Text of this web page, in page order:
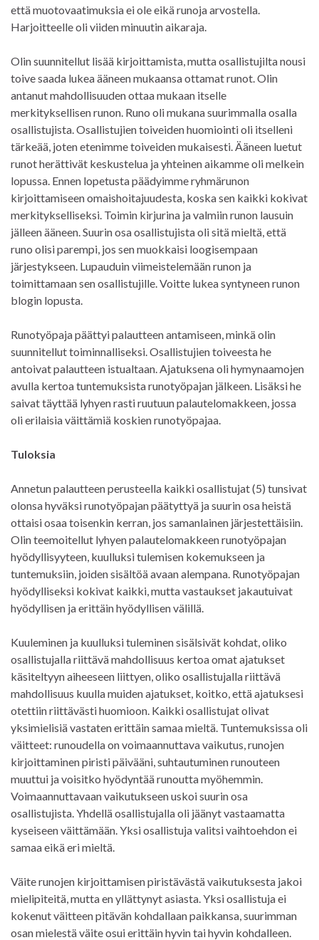
että muotovaatimuksia ei ole eikä runoja arvostella.
Harjoitteelle oli viiden minuutin aikaraja.
Olin suunnitellut lisää kirjoittamista, mutta osallistujilta nousi
toive saada lukea ääneen mukaansa ottamat runot. Olin
antanut mahdollisuuden ottaa mukaan itselle
merkityksellisen runon. Runo oli mukana suurimmalla osalla
osallistujista. Osallistujien toiveiden huomiointi oli itselleni
tärkeää, joten etenimme toiveiden mukaisesti. Ääneen luetut
runot herättivät keskustelua ja yhteinen aikamme oli melkein
lopussa. Ennen lopetusta päädyimme ryhmärunon
kirjoittamiseen omaishoitajuudesta, koska sen kaikki kokivat
merkitykselliseksi. Toimin kirjurina ja valmiin runon lausuin
jälleen ääneen. Suurin osa osallistujista oli sitä mieltä, että
runo olisi parempi, jos sen muokkaisi loogisempaan
järjestykseen. Lupauduin viimeistelemään runon ja
toimittamaan sen osallistujille. Voitte lukea syntyneen runon
blogin lopusta.
Runotyöpaja päättyi palautteen antamiseen, minkä olin
suunnitellut toiminnalliseksi. Osallistujien toiveesta he
antoivat palautteen istualtaan. Ajatuksena oli hymynaamojen
avulla kertoa tuntemuksista runotyöpajan jälkeen. Lisäksi he
saivat täyttää lyhyen rasti ruutuun palautelomakkeen, jossa
oli erilaisia väittämiä koskien runotyöpajaa.
Tuloksia
Annetun palautteen perusteella kaikki osallistujat (5) tunsivat
olonsa hyväksi runotyöpajan päätyttyä ja suurin osa heistä
ottaisi osaa toisenkin kerran, jos samanlainen järjestettäisiin.
Olin teemoitellut lyhyen palautelomakkeen runotyöpajan
hyödyllisyyteen, kuulluksi tulemisen kokemukseen ja
tuntemuksiin, joiden sisältöä avaan alempana. Runotyöpajan
hyödylliseksi kokivat kaikki, mutta vastaukset jakautuivat
hyödyllisen ja erittäin hyödyllisen välillä.
Kuuleminen ja kuulluksi tuleminen sisälsivät kohdat, oliko
osallistujalla riittävä mahdollisuus kertoa omat ajatukset
käsiteltyyn aiheeseen liittyen, oliko osallistujalla riittävä
mahdollisuus kuulla muiden ajatukset, koitko, että ajatuksesi
otettiin riittävästi huomioon. Kaikki osallistujat olivat
yksimielisiä vastaten erittäin samaa mieltä. Tuntemuksissa oli
väitteet: runoudella on voimaannuttava vaikutus, runojen
kirjoittaminen piristi päivääni, suhtautuminen runouteen
muuttui ja voisitko hyödyntää runoutta myöhemmin.
Voimaannuttavaan vaikutukseen uskoi suurin osa
osallistujista. Yhdellä osallistujalla oli jäänyt vastaamatta
kyseiseen väittämään. Yksi osallistuja valitsi vaihtoehdon ei
samaa eikä eri mieltä.
Väite runojen kirjoittamisen piristävästä vaikutuksesta jakoi
mielipiteitä, mutta en yllättynyt asiasta. Yksi osallistuja ei
kokenut väitteen pitävän kohdallaan paikkansa, suurimman
osan mielestä väite osui erittäin hyvin tai hyvin kohdalleen.